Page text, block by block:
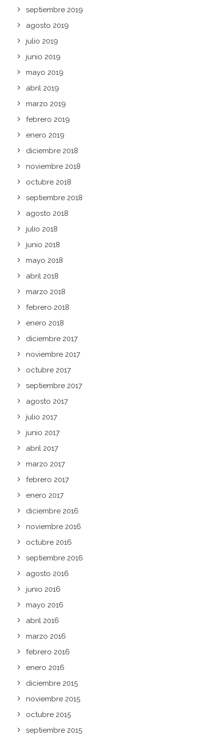
septiembre 2019
agosto 2019
julio 2019
junio 2019
mayo 2019
abril 2019
marzo 2019
febrero 2019
enero 2019
diciembre 2018
noviembre 2018
octubre 2018
septiembre 2018
agosto 2018
julio 2018
junio 2018
mayo 2018
abril 2018
marzo 2018
febrero 2018
enero 2018
diciembre 2017
noviembre 2017
octubre 2017
septiembre 2017
agosto 2017
julio 2017
junio 2017
abril 2017
marzo 2017
febrero 2017
enero 2017
diciembre 2016
noviembre 2016
octubre 2016
septiembre 2016
agosto 2016
junio 2016
mayo 2016
abril 2016
marzo 2016
febrero 2016
enero 2016
diciembre 2015
noviembre 2015
octubre 2015
septiembre 2015